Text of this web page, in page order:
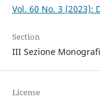
Vol. 60 No. 3 (2023):
Section
III Sezione
License